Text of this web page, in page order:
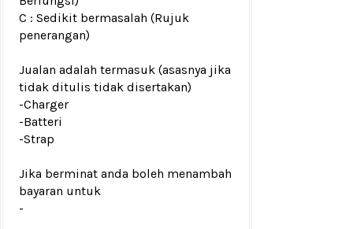
C : Sedikit bermasalah (Rujuk
penerangan)
Jualan adalah termasuk (asasnya jika
tidak ditulis tidak disertakan)
-Charger
-Batteri
-Strap
Jika berminat anda boleh menambah
bayaran untuk
-